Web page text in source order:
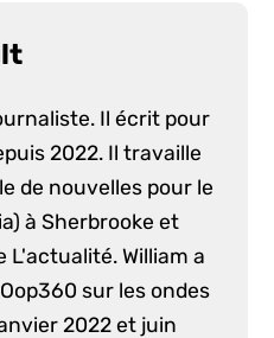
Il écrit pour
2022. Il travaille
de nouvelles pour le
à Sherbrooke et
L'actualité. William a
sur les ondes
2022 et juin